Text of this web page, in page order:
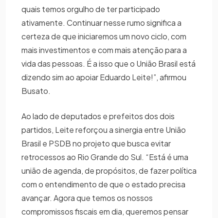
quais temos orgulho de ter participado
ativamente. Continuar nesse rumo significa a
certeza de que iniciaremos um novo ciclo, com
mais investimentos e com mais atenção para a
vida das pessoas. É a isso que o União Brasil está
dizendo sim ao apoiar Eduardo Leite!”, afirmou
Busato.
Ao lado de deputados e prefeitos dos dois
partidos, Leite reforçou a sinergia entre União
Brasil e PSDB no projeto que busca evitar
retrocessos ao Rio Grande do Sul. “Está é uma
união de agenda, de propósitos, de fazer política
com o entendimento de que o estado precisa
avançar. Agora que temos os nossos
compromissos fiscais em dia, queremos pensar